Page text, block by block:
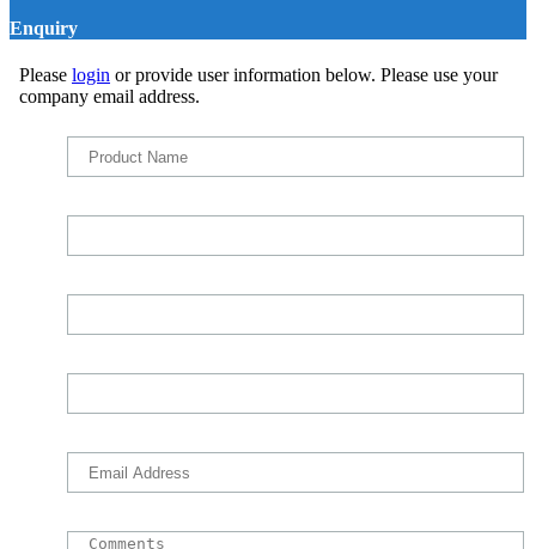
Enquiry
Please login or provide user information below. Please use your
company email address.